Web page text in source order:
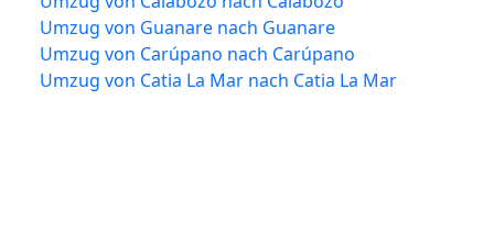
Umzug von Guanare nach Guanare
Umzug von Carúpano nach Carúpano
Umzug von Catia La Mar nach Catia La Mar